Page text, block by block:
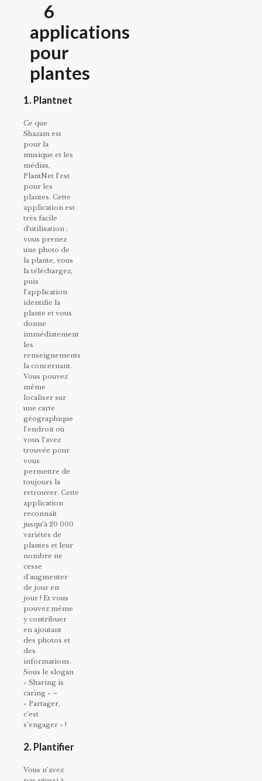
6
applications
pour
plantes
1. Plantnet
Ce que
Shazam est
pour la
musique et les
médias,
PlantNet l’est
pour les
plantes. Cette
application est
très facile
d’utilisation :
vous prenez
une photo de
la plante, vous
la téléchargez,
puis
l’application
identifie la
plante et vous
donne
immédiatement
les
renseignements
la concernant.
Vous pouvez
même
localiser sur
une carte
géographique
l’endroit où
vous l’avez
trouvée pour
vous
permettre de
toujours la
retrouver. Cette
application
reconnaît
jusqu’à 20 000
variétés de
plantes et leur
nombre ne
cesse
d’augmenter
de jour en
jour ! Et vous
pouvez même
y contribuer
en ajoutant
des photos et
des
informations.
Sous le slogan
« Sharing is
caring » –
« Partager,
c’est
s’engager » !
2. Plantifier
Vous n’avez